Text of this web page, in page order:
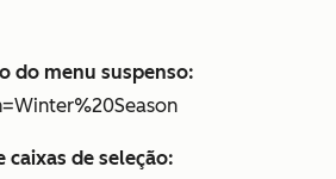
do menu suspenso:
caixas de seleção: